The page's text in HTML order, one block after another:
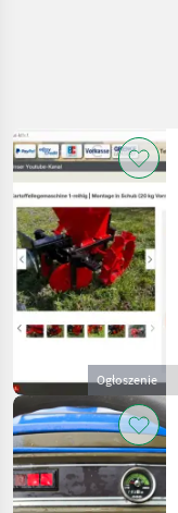
Ogłoszenie